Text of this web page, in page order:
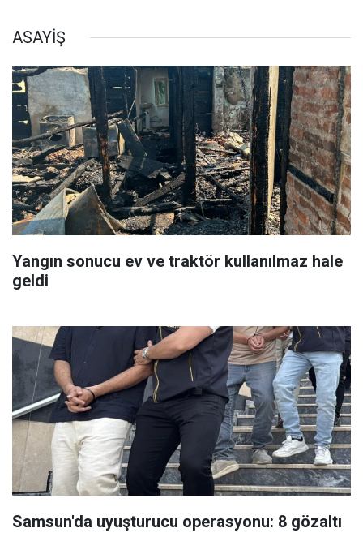
ASAYİŞ
Yangın sonucu ev ve traktör kullanılmaz hale
geldi
Samsun'da uyuşturucu operasyonu: 8 gözaltı